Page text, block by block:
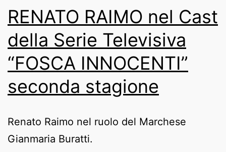
2023’
per
il
teatro
RENATO RAIMO nel Cast
della Serie Televisiva
“FOSCA INNOCENTI”
seconda stagione
Renato Raimo nel ruolo del Marchese
Gianmaria Buratti.